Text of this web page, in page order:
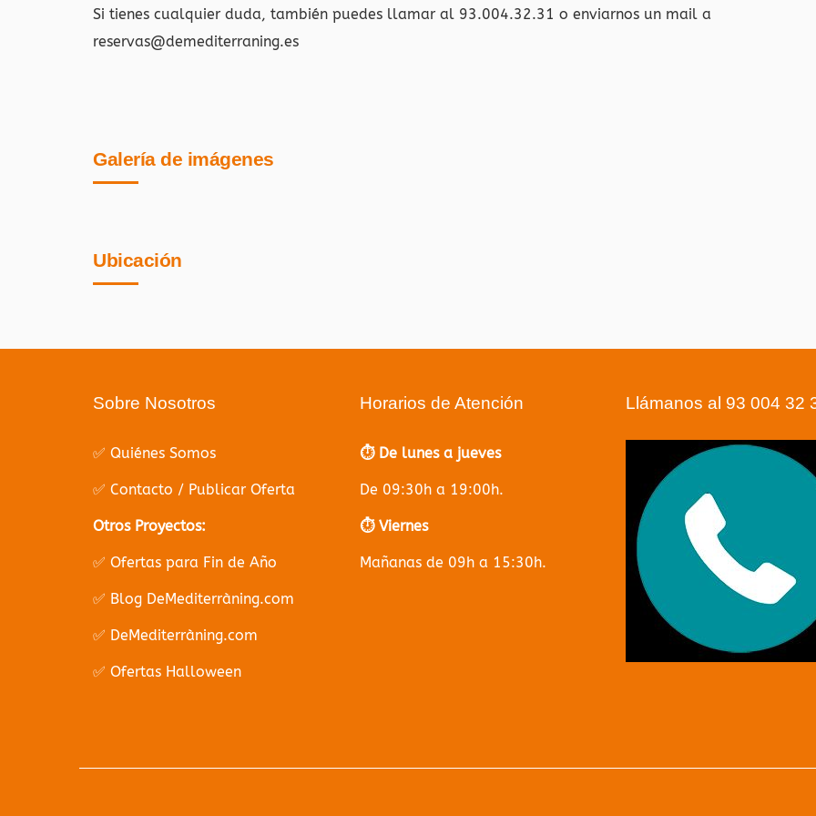
Si tienes cualquier duda, también puedes llamar al 93.004.32.31 o enviarnos un mail a
reservas@demediterraning.es
Galería de imágenes
Ubicación
Sobre Nosotros
✅ Quiénes Somos
✅ Contacto / Publicar Oferta
Otros Proyectos:
✅ Ofertas para Fin de Año
✅ Blog DeMediterràning.com
✅ DeMediterràning.com
✅ Ofertas Halloween
Horarios de Atención
⏱️ De lunes a jueves
De 09:30h a 19:00h.
⏱️ Viernes
Mañanas de 09h a 15:30h.
Llámanos al 93 004 32